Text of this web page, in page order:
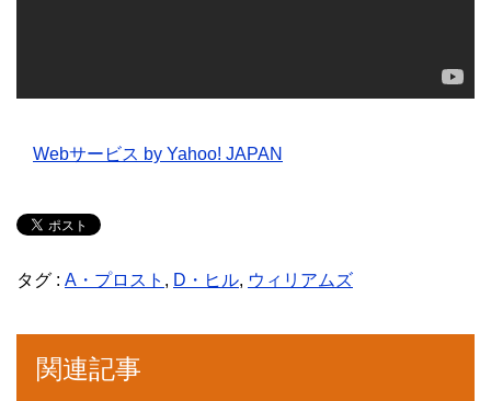
Webサービス by Yahoo! JAPAN
タグ : A・プロスト , D・ヒル, ウィリアムズ
関連記事